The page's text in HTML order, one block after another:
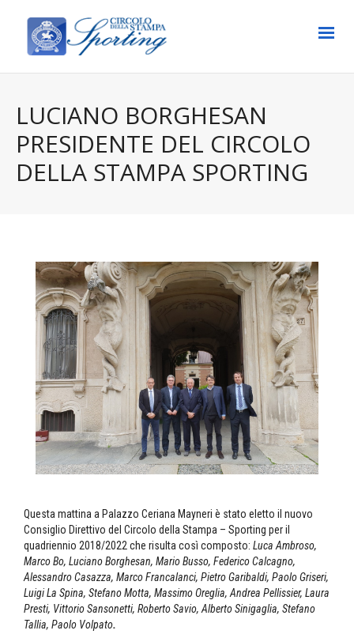
LUCIANO BORGHESAN
PRESIDENTE DEL CIRCOLO
DELLA STAMPA SPORTING
Questa mattina a Palazzo Ceriana Mayneri è stato eletto il nuovo
Consiglio Direttivo del Circolo della Stampa – Sporting per il
quadriennio 2018/2022 che risulta così composto: Luca Ambroso,
Marco Bo, Luciano Borghesan, Mario Busso, Federico Calcagno,
Alessandro Casazza, Marco Francalanci, Pietro Garibaldi, Paolo Griseri,
Luigi La Spina, Stefano Motta, Massimo Oreglia, Andrea Pellissier, Laura
Presti, Vittorio Sansonetti, Roberto Savio, Alberto Sinigaglia, Stefano
Tallia, Paolo Volpato.